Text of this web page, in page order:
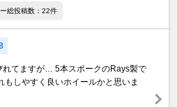
総投稿数：22件
れてますが… 5本スポークのRays製で
もしやすく良いホイールかと思いま